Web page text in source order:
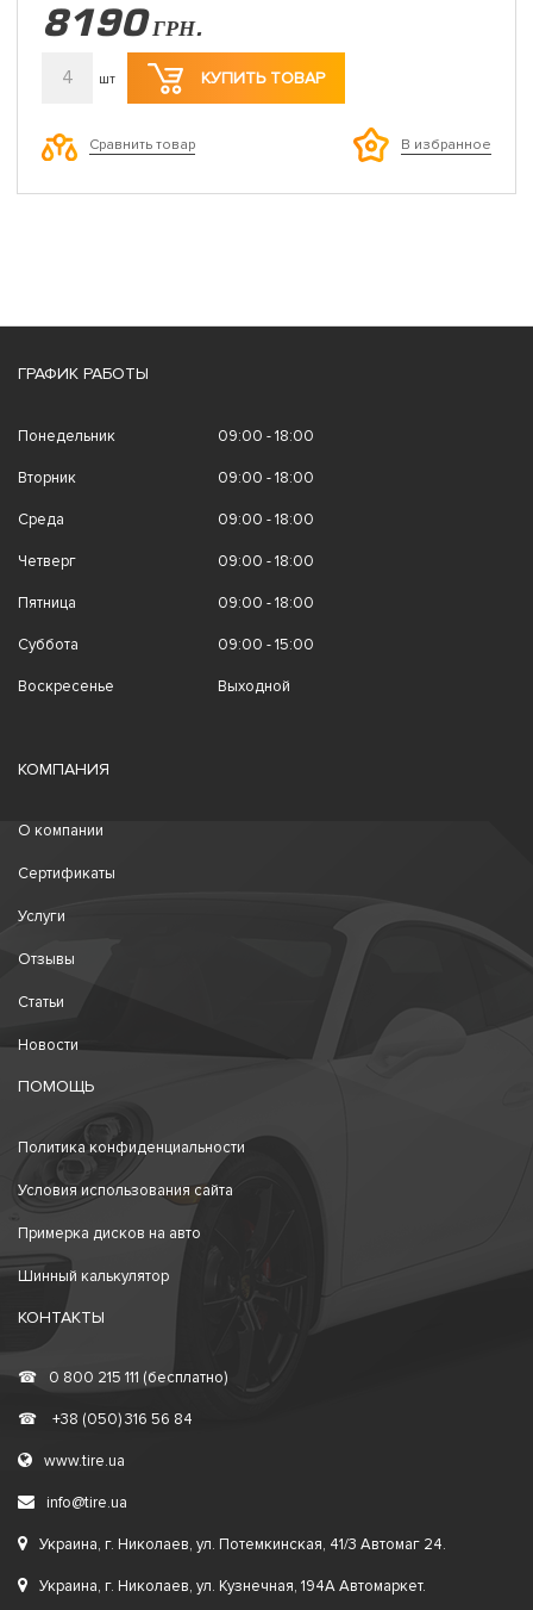
8190 ГРН.
4 шт КУПИТЬ ТОВАР
Сравнить товар В избранное
ГРАФИК РАБОТЫ
Понедельник 09:00 - 18:00
Вторник 09:00 - 18:00
Среда 09:00 - 18:00
Четверг 09:00 - 18:00
Пятница 09:00 - 18:00
Суббота 09:00 - 15:00
Воскресенье Выходной
КОМПАНИЯ
О компании
Сертификаты
Услуги
Отзывы
Статьи
Новости
ПОМОЩЬ
Политика конфиденциальности
Условия использования сайта
Примерка дисков на авто
Шинный калькулятор
КОНТАКТЫ
☎ 0 800 215 111 (бесплатно)
☎ +38 (050) 316 56 84
www.tire.ua
info@tire.ua
Украина, г. Николаев, ул. Потемкинская, 41/3 Автомаг 24.
Украина, г. Николаев, ул. Кузнечная, 194А Автомаркет.